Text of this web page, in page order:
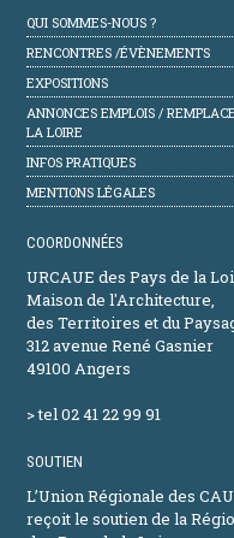
QUI SOMMES-NOUS ?
RENCONTRES /ÉVÈNEMENTS
EXPOSITIONS
ANNONCES EMPLOIS /
LA LOIRE
INFOS PRATIQUES
MENTIONS LÉGALES
COORDONNÉES
URCAUE des Pays de la
Maison de l'Architecture,
des Territoires et du
312 avenue René Gasnier
49100 Angers
> tel 02 41 22 99 91
SOUTIEN
L’Union Régionale des
reçoit le soutien de la